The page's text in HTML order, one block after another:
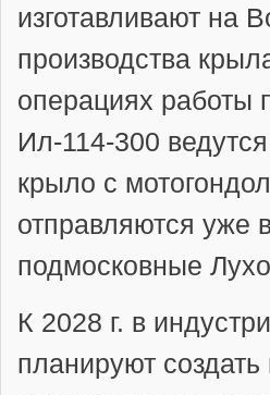
изготавливают на
производства
операциях работы
Ил-114-300
крыло с
отправляются уже
подмосковные
К 2028 г. в
планируют